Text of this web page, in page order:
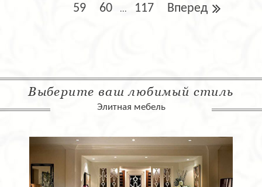
59 60 ... 117 Вперед
Выберите ваш любимый стиль
Элитная мебель